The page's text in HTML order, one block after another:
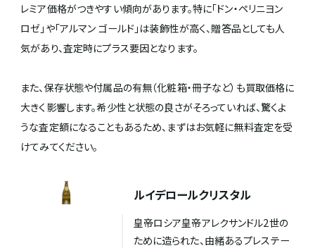
レミア価格がつきやすい傾向があります。特に「ドン・ペリニヨン
ロゼ」や「アルマン ゴールド」は装飾性が高く、贈答品としても人
気があり、査定時にプラス要因となります。
また、保存状態や付属品の有無（化粧箱・冊子など）も買取価格に
大きく影響します。希少性と状態の良さがそろっていれば、驚くよ
うな査定額になることもあるため、まずはお気軽に無料査定を受
けてみてください。
ルイデロールクリスタル
皇帝ロシア皇帝アレクサンドル2世の
ために造られた、由緒あるプレステー